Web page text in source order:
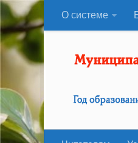
О системе